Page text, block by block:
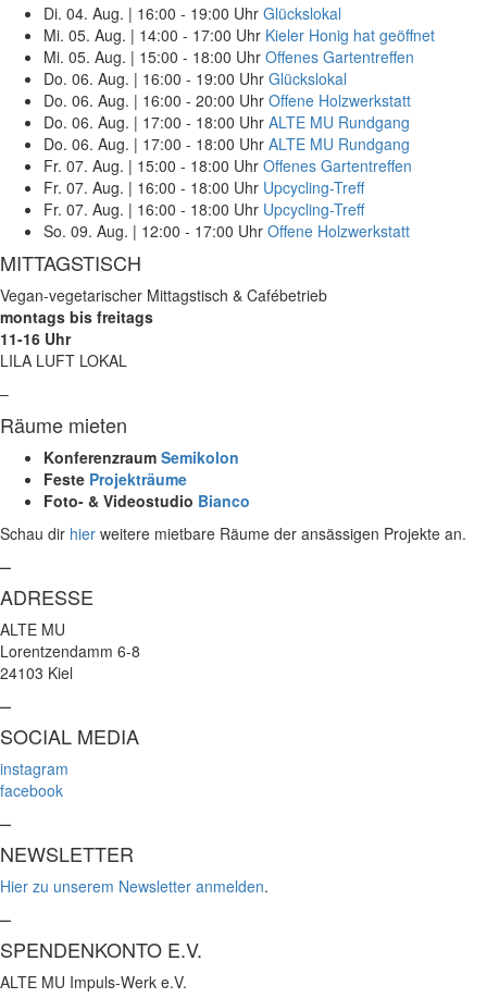
Di. 04. Aug. | 16:00 - 19:00 Uhr Glückslokal
Mi. 05. Aug. | 14:00 - 17:00 Uhr Kieler Honig hat geöffnet
Mi. 05. Aug. | 15:00 - 18:00 Uhr Offenes Gartentreffen
Do. 06. Aug. | 16:00 - 19:00 Uhr Glückslokal
Do. 06. Aug. | 16:00 - 20:00 Uhr Offene Holzwerkstatt
Do. 06. Aug. | 17:00 - 18:00 Uhr ALTE MU Rundgang
Do. 06. Aug. | 17:00 - 18:00 Uhr ALTE MU Rundgang
Fr. 07. Aug. | 15:00 - 18:00 Uhr Offenes Gartentreffen
Fr. 07. Aug. | 16:00 - 18:00 Uhr Upcycling-Treff
Fr. 07. Aug. | 16:00 - 18:00 Uhr Upcycling-Treff
So. 09. Aug. | 12:00 - 17:00 Uhr Offene Holzwerkstatt
MITTAGSTISCH
Vegan-vegetarischer Mittagstisch & Cafébetrieb
montags bis freitags
11-16 Uhr
LILA LUFT LOKAL
–
Räume mieten
Konferenzraum Semikolon
Feste Projekträume
Foto- & Videostudio Bianco
Schau dir hier weitere mietbare Räume der ansässigen Projekte an.
–
ADRESSE
ALTE MU
Lorentzendamm 6-8
24103 Kiel
–
SOCIAL MEDIA
instagram
facebook
–
NEWSLETTER
Hier zu unserem Newsletter anmelden.
–
SPENDENKONTO E.V.
ALTE MU Impuls-Werk e.V.